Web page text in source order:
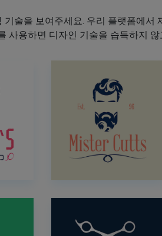
술을 보여주세요. 우리 플랫폼에
사용하면 디자인 기술을 습득하지